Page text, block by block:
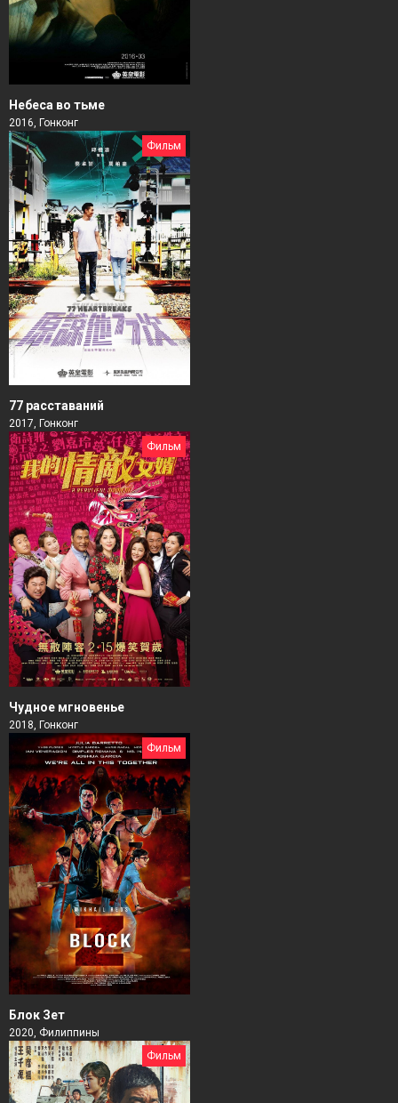
Небеса во тьме
2016, Гонконг
Фильм
77 расставаний
2017, Гонконг
Фильм
Чудное мгновенье
2018, Гонконг
Фильм
Блок Зет
2020, Филиппины
Фильм